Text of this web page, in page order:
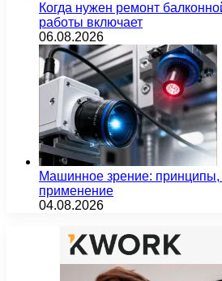
Когда нужен ремонт
работы включает
06.08.2026
Машинное зрение: принципы,
применение
04.08.2026